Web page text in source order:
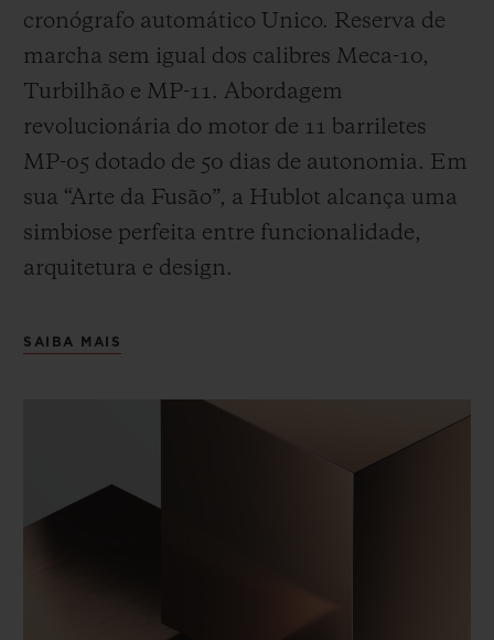
cronógrafo automático Unico. Reserva de
marcha sem igual dos calibres Meca-10,
Turbilhão e MP-11. Abordagem
revolucionária do motor de 11 barriletes
MP-05 dotado de 50 dias de autonomia. Em
sua “Arte da Fusão”, a Hublot alcança uma
simbiose perfeita entre funcionalidade,
arquitetura e design.
SAIBA MAIS